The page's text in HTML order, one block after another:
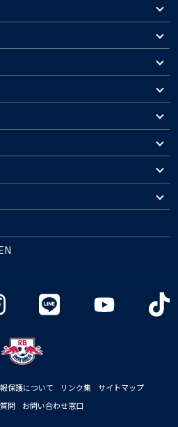
保護について リンク集
サイトマップ
問
お問い合わせ窓口